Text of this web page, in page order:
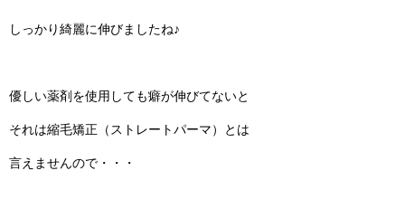
しっかり綺麗に伸びましたね♪
優しい薬剤を使用しても癖が伸びてないと
それは縮毛矯正（ストレートパーマ）とは
言えませんので・・・